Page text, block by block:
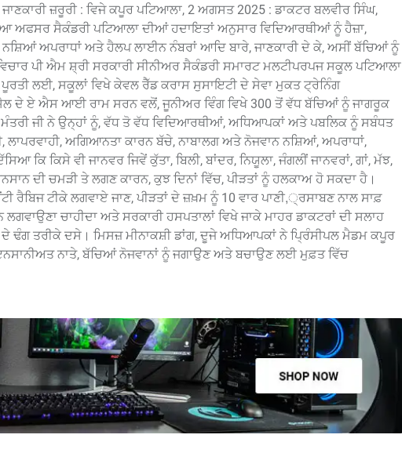
ਜ਼ਰੂਰੀ : ਵਿਜੇ ਕਪੂਰ ਪਟਿਆਲਾ, 2 ਅਗਸਤ 2025 : ਡਾਕਟਰ ਬਲਵੀਰ ਸਿੰਘ,
ਅਫਸਰ ਸੈਕੰਡਰੀ ਪਟਿਆਲਾ ਦੀਆਂ ਹਦਾਇਤਾਂ ਅਨੁਸਾਰ ਵਿਦਿਆਰਥੀਆਂ ਨੂੰ ਹੈਜ਼ਾ,
ਨਸ਼ਿਆਂ ਅਪਰਾਧਾਂ ਅਤੇ ਹੈਲਪ ਲਾਈਨ ਨੰਬਰਾਂ ਆਦਿ ਬਾਰੇ, ਜਾਣਕਾਰੀ ਦੇ ਕੇ, ਅਸੀਂ ਬੱਚਿਆਂ ਨੂੰ
ਪੀ ਐਮ ਸ਼੍ਰੀ ਸਰਕਾਰੀ ਸੀਨੀਅਰ ਸੈਕੰਡਰੀ ਸਮਾਰਟ ਮਲਟੀਪਰਪਜ ਸਕੂਲ ਪਟਿਆਲਾ
ਲਈ, ਸਕੂਲਾਂ ਵਿਖੇ ਕੇਵਲ ਰੈੱਡ ਕਰਾਸ ਸੁਸਾਇਟੀ ਦੇ ਸੇਵਾ ਮੁਕਤ ਟ੍ਰੇਨਿੰਗ
ਦੇ ਏ ਐਸ ਆਈ ਰਾਮ ਸਰਨ ਵਲੋਂ, ਜੂਨੀਅਰ ਵਿੰਗ ਵਿਖੇ 300 ਤੋਂ ਵੱਧ ਬੱਚਿਆਂ ਨੂੰ ਜਾਗਰੂਕ
ਮੰਤਰੀ ਜੀ ਨੇ ਉਨ੍ਹਾਂ ਨੂੰ, ਵੱਧ ਤੋ ਵੱਧ ਵਿਦਿਆਰਥੀਆਂ, ਅਧਿਆਪਕਾਂ ਅਤੇ ਪਬਲਿਕ ਨੂੰ ਸਬੰਧਤ
ਅਗਿਆਨਤਾ ਕਾਰਨ ਬੱਚੇ, ਨਾਬਾਲਗ ਅਤੇ ਨੋਜਵਾਨ ਨਸ਼ਿਆਂ, ਅਪਰਾਧਾਂ,
ਕਿ ਕਿਸੇ ਵੀ ਜਾਨਵਰ ਜਿਵੇਂ ਕੁੱਤਾ, ਬਿਲੀ, ਬਾਂਦਰ, ਨਿਯੂਲਾ, ਜੰਗਲੀਂ ਜਾਨਵਰਾਂ, ਗਾਂ, ਮੱਝ,
ਦੀ ਚਮੜੀ ਤੇ ਲਗਣ ਕਾਰਨ, ਕੁਝ ਦਿਨਾਂ ਵਿੱਚ, ਪੀੜਤਾਂ ਨੂੰ ਹਲਕਾਅ ਹੋ ਸਕਦਾ ਹੈ।
ਟੀਕੇ ਲਗਵਾਏ ਜਾਣ, ਪੀੜਤਾਂ ਦੇ ਜ਼ਖ਼ਮ ਨੂੰ 10 ਵਾਰ ਪਾਣੀ,੍ਰਸਾਬਣ ਨਾਲ ਸਾਫ਼
ਚਾਹੀਦਾ ਅਤੇ ਸਰਕਾਰੀ ਹਸਪਤਾਲਾਂ ਵਿਖੇ ਜਾਕੇ ਮਾਹਰ ਡਾਕਟਰਾਂ ਦੀ ਸਲਾਹ
ਢੰਗ ਤਰੀਕੇ ਦਸੇ। ਮਿਸਜ਼ ਮੀਨਾਕਸ਼ੀ ਡਾਂਗ, ਦੂਜੇ ਅਧਿਆਪਕਾਂ ਨੇ ਪ੍ਰਿੰਸੀਪਲ ਮੈਡਮ ਕਪੂਰ
ਨਾਤੇ, ਬੱਚਿਆਂ ਨੋਜਵਾਨਾਂ ਨੂੰ ਜਗਾਉਣ ਅਤੇ ਬਚਾਉਣ ਲਈ ਮੁਫ਼ਤ ਵਿੱਚ